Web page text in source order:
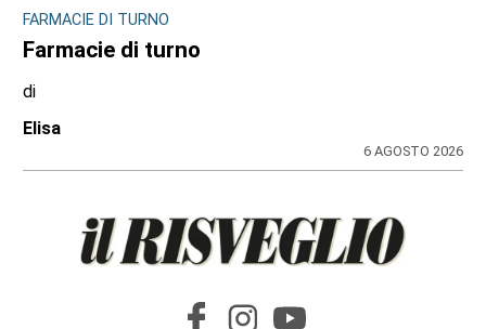
FARMACIE DI TURNO
Farmacie di turno
di
Elisa
6 AGOSTO 2026